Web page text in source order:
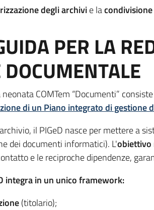
degli archivie la
PER LA
COMTem “Documenti”
di un Piano integrato di gestione
il PIGeD nasce per mettere a
dei documenti informatici). L'obiettivo
e le reciproche dipendenze,
integra in un unico framework:
(titolario);